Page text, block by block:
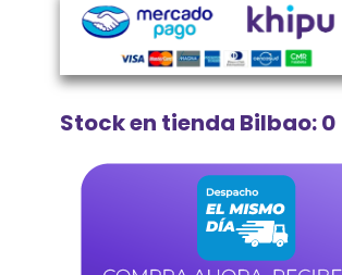
Stock en tienda Bilbao: 0